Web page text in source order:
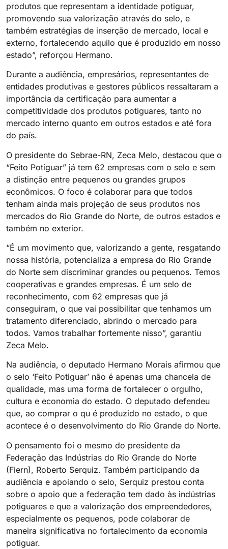
produtos que representam a identidade potiguar,
promovendo sua valorização através do selo, e
também estratégias de inserção de mercado, local e
externo, fortalecendo aquilo que é produzido em nosso
estado”, reforçou Hermano.
Durante a audiência, empresários, representantes de
entidades produtivas e gestores públicos ressaltaram a
importância da certificação para aumentar a
competitividade dos produtos potiguares, tanto no
mercado interno quanto em outros estados e até fora
do país.
O presidente do Sebrae-RN, Zeca Melo, destacou que o
“Feito Potiguar” já tem 62 empresas com o selo e sem
a distinção entre pequenos ou grandes grupos
econômicos. O foco é colaborar para que todos
tenham ainda mais projeção de seus produtos nos
mercados do Rio Grande do Norte, de outros estados e
também no exterior.
“É um movimento que, valorizando a gente, resgatando
nossa história, potencializa a empresa do Rio Grande
do Norte sem discriminar grandes ou pequenos. Temos
cooperativas e grandes empresas. É um selo de
reconhecimento, com 62 empresas que já
conseguiram, o que vai possibilitar que tenhamos um
tratamento diferenciado, abrindo o mercado para
todos. Vamos trabalhar fortemente nisso”, garantiu
Zeca Melo.
Na audiência, o deputado Hermano Morais afirmou que
o selo ‘Feito Potiguar’ não é apenas uma chancela de
qualidade, mas uma forma de fortalecer o orgulho,
cultura e economia do estado. O deputado defendeu
que, ao comprar o qu é produzido no estado, o que
acontece é o desenvolvimento do Rio Grande do Norte.
O pensamento foi o mesmo do presidente da
Federação das Indústrias do Rio Grande do Norte
(Fiern), Roberto Serquiz. Também participando da
audiência e apoiando o selo, Serquiz prestou conta
sobre o apoio que a federação tem dado às indústrias
potiguares e que a valorização dos empreendedores,
especialmente os pequenos, pode colaborar de
maneira significativa no fortalecimento da economia
potiguar.